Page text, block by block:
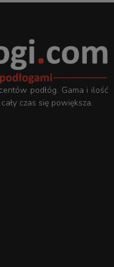
podłóg. Gama i ilość
czas się powiększa.